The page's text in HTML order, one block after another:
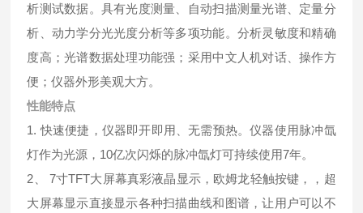
析测试数据。具有光度测量、自动扫描测量光谱、定量分
析、动力学分光光度分析等多项功能。分析灵敏度和精确
度高；光谱数据处理功能强；采用中文人机对话、操作方
便；仪器外形美观大方。
性能特点
1. 快速便捷，仪器即开即用、无需预热。仪器使用脉冲氙
灯作为光源，10亿次闪烁的脉冲氙灯可持续使用7年。
2、 7寸TFT大屏幕真彩液晶显示，欧姆龙轻触按键，，超
大屏幕显示直接显示各种扫描曲线和图谱，让用户可以不